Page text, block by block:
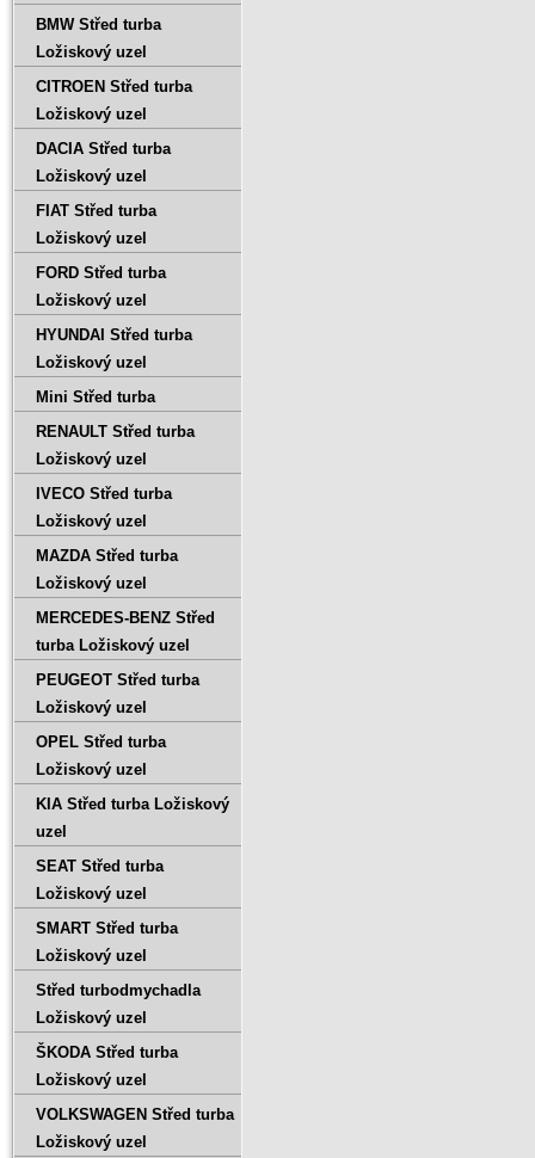
BMW Střed turba
Ložiskový uzel
CITROEN Střed turba
Ložiskový uzel
DACIA Střed turba
Ložiskový uzel
FIAT Střed turba
Ložiskový uzel
FORD Střed turba
Ložiskový uzel
HYUNDAI Střed turba
Ložiskový uzel
Mini Střed turba
RENAULT Střed turba
Ložiskový uzel
IVECO Střed turba
Ložiskový uzel
MAZDA Střed turba
Ložiskový uzel
MERCEDES-BENZ Střed
turba Ložiskový uzel
PEUGEOT Střed turba
Ložiskový uzel
OPEL Střed turba
Ložiskový uzel
KIA Střed turba Ložiskový
uzel
SEAT Střed turba
Ložiskový uzel
SMART Střed turba
Ložiskový uzel
Střed turbodmychadla
Ložiskový uzel
ŠKODA Střed turba
Ložiskový uzel
VOLKSWAGEN Střed turba
Ložiskový uzel